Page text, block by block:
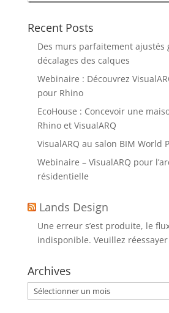
Recent Posts
Des murs parfaitement ajustés
décalages des calques
Webinaire : Découvrez
pour Rhino
EcoHouse : Concevoir une
Rhino et VisualARQ
VisualARQ au salon BIM World
Webinaire – VisualARQ pour
résidentielle
Lands Design
Une erreur s’est produite, le
indisponible. Veuillez
Archives
Archives